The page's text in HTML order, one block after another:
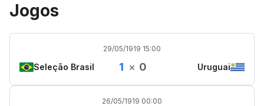
Jogos
29/05/1919 15:00
Seleção Brasil 1 × 0 Uruguai
26/05/1919 00:00